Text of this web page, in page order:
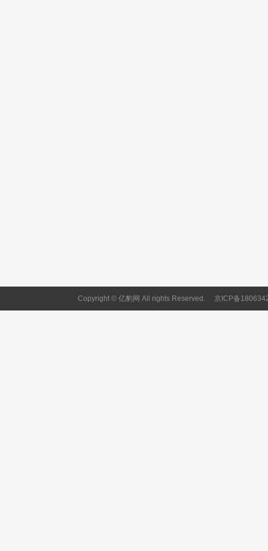
Copyright © 亿豹网 All rights Reserved. 京ICP备